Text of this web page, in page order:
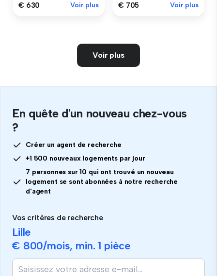
€ 630 Voir plus € 705 Voir plus
Voir plus
En quête d'un nouveau chez-vous
?
Créer un agent de recherche
+1 500 nouveaux logements par jour
7 personnes sur 10 qui ont trouvé un nouveau
logement se sont abonnées à notre recherche
d'agent
Vos critères de recherche
Lille
€ 800/mois, min. 1 pièce
Si
vous